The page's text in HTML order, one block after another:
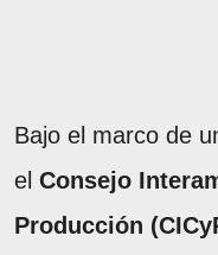
Bajo el marco de
el Consejo
Producción